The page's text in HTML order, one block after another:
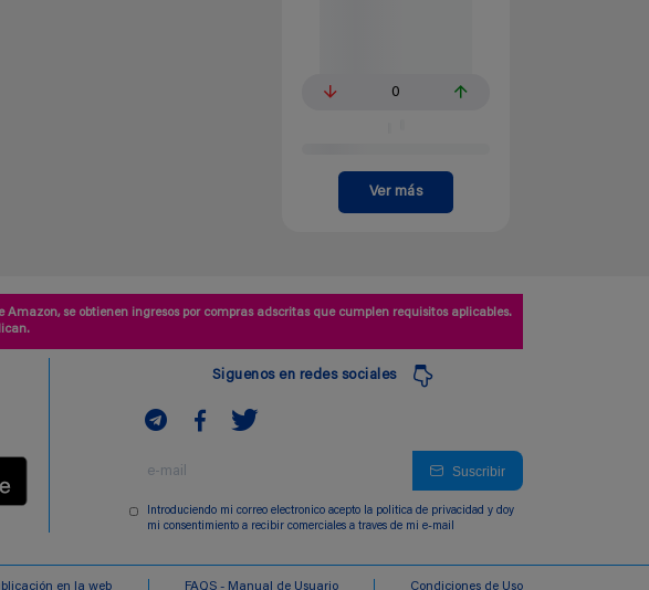
0
Ver más
se obtienen ingresos por compras adscritas que cumplen requisitos aplicables.
Siguenos en redes sociales
Suscribir
Introduciendo mi correo electronico acepto la politica de privacidad y doy
mi consentimiento a recibir comerciales a traves de mi e-mail
en la web FAQS - Manual de Usuario Condiciones de Uso